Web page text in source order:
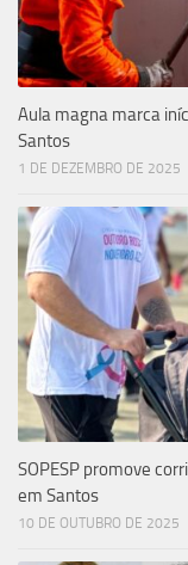
Aula magna marca
Santos
1 DE DEZEMBRO DE 2025
SOPESP promove
em Santos
10 DE OUTUBRO DE 2025